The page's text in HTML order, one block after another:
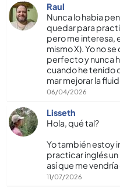
Raul
Nunca lo habia
quedar para
pero me interesa,
mismo X). Yo no
perfecto y nunca
cuando he tenido
mar mejorar la
06/04/2026
Lisseth
Hola, qué tal?
Yo también estoy
practicar inglés
así que me
11/07/2026